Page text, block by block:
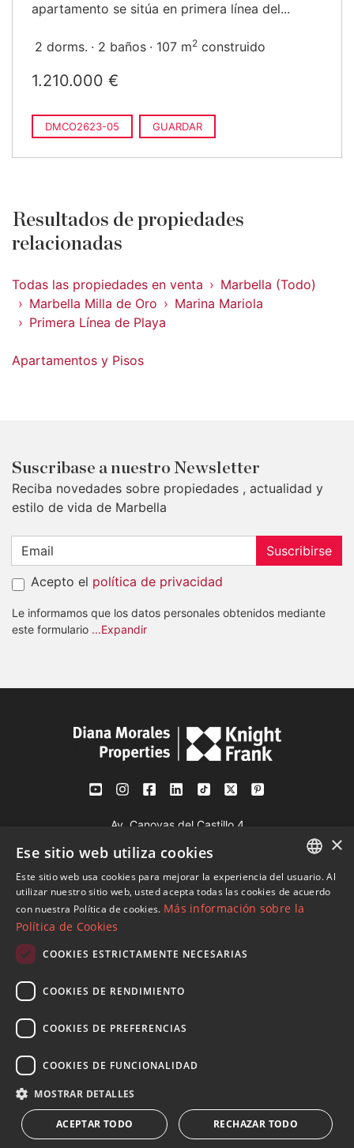
apartamento se sitúa en primera línea del...
2 dorms. 2 baños 107 m2 construido
1.210.000 €
DMCO2623-05 GUARDAR
Resultados de propiedades
relacionadas
Todas las propiedades en venta
Marbella (Todo)
Marbella Milla de Oro
Marina Mariola
Primera Línea de Playa
Apartamentos y Pisos
Suscribase a nuestro Newsletter
Reciba novedades sobre propiedades , actualidad y
estilo de vida de Marbella
Suscribirse
Acepto el política de privacidad
Le informamos que los datos personales obtenidos mediante
este formulario ...Expandir
Av. Canovas del Castillo 4
29601 Marbella
Ver en mapa
Mob:+34 601 636 766
info@dmproperties.com
© Copyright 1989 - 2026 Diana Morales Properties Knight
Frank ·
Web & SEO
ENGLISH
SPANISH
×
Ese sitio web utiliza cookies
Este sitio web usa cookies para mejorar la experiencia del usuario. Al
utilizar nuestro sitio web, usted acepta todas las cookies de acuerdo
con nuestra Política de cookies. Más información sobre la
Política de Cookies
COOKIES ESTRICTAMENTE NECESARIAS
COOKIES DE RENDIMIENTO
COOKIES DE PREFERENCIAS
COOKIES DE FUNCIONALIDAD
MOSTRAR DETALLES
ACEPTAR TODO RECHAZAR TODO